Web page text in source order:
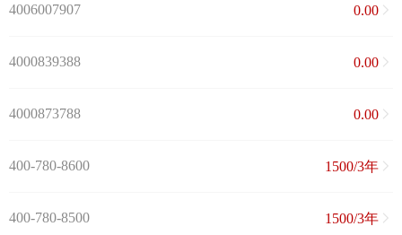
4006007907 0.00
4000839388 0.00
4000873788 0.00
400-780-8600 1500/3年
400-780-8500 1500/3年